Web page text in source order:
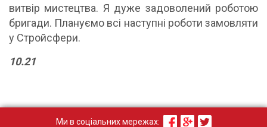
витвір мистецтва. Я дуже задоволений роботою
бригади. Плануємо всі наступні роботи замовляти
у Стройсфери.
10.21
Ми в соціальних мережах: